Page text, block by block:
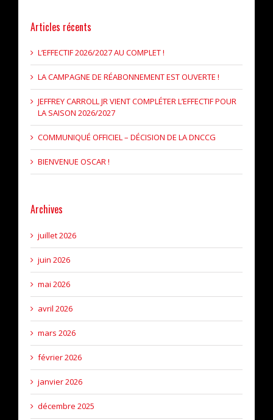
Articles récents
L’EFFECTIF 2026/2027 AU COMPLET !
LA CAMPAGNE DE RÉABONNEMENT EST OUVERTE !
JEFFREY CARROLL JR VIENT COMPLÉTER L’EFFECTIF POUR
LA SAISON 2026/2027
COMMUNIQUÉ OFFICIEL – DÉCISION DE LA DNCCG
BIENVENUE OSCAR !
Archives
juillet 2026
juin 2026
mai 2026
avril 2026
mars 2026
février 2026
janvier 2026
décembre 2025